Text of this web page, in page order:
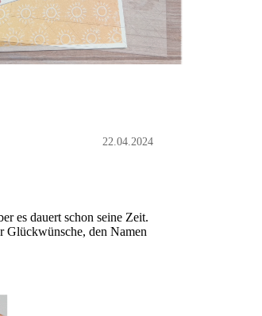
22.04.2024
es dauert schon seine Zeit.
Glückwünsche, den Namen